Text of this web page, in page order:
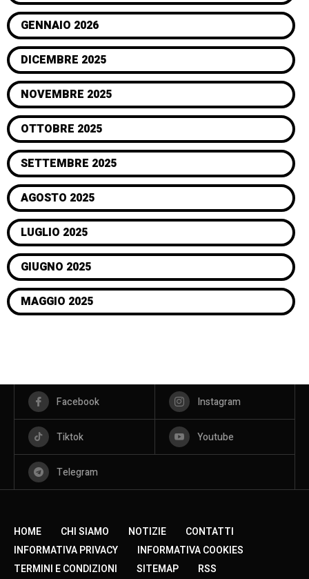
GENNAIO 2026
DICEMBRE 2025
NOVEMBRE 2025
OTTOBRE 2025
SETTEMBRE 2025
AGOSTO 2025
LUGLIO 2025
GIUGNO 2025
MAGGIO 2025
Facebook Instagram
Tiktok Youtube
Telegram
HOME CHI SIAMO NOTIZIE
CONTATTI
INFORMATIVA PRIVACY
INFORMATIVA COOKIES
TERMINI E CONDIZIONI
SITEMAP RSS